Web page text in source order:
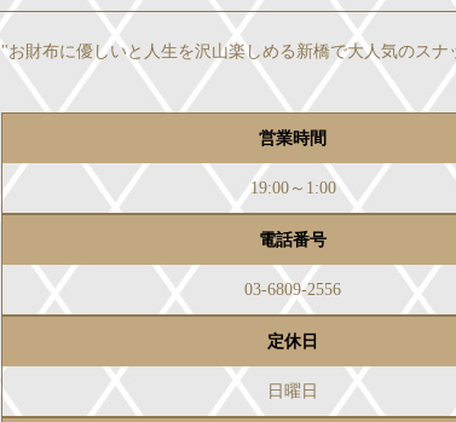
"お財布に優しいと人生を沢山楽しめる新橋で大人気のス
営業時間
19:00～1:00
電話番号
03-6809-2556
定休日
日曜日